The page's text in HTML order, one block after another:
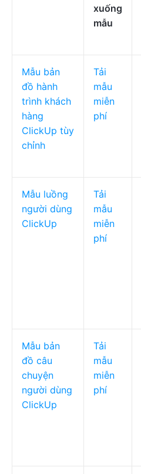
xuống
mẫu
Mẫu bản
đồ hành
trình khách
hàng
ClickUp tùy
chỉnh
Tải
mẫu
miễn
phí
Mẫu luồng
người dùng
ClickUp
Tải
mẫu
miễn
phí
Mẫu bản
đồ câu
chuyện
người dùng
ClickUp
Tải
mẫu
miễn
phí